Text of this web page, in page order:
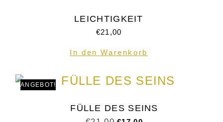
LEICHTIGKEIT
€21,00
In den Warenkorb
ANGEBOT!
FÜLLE DES SEINS